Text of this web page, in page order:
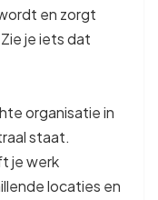
en zorgt
je iets dat
organisatie in
staat.
je werk
locaties en